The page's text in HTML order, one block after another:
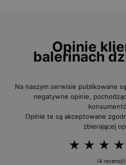
Opinie
balerinach
Na naszym serwisie publikowane
negatywne opinie,
Opinie te są akceptowane
zbierającej
(4 recenzji)